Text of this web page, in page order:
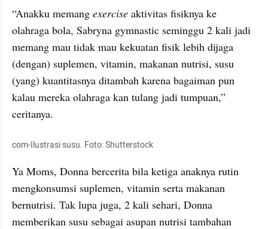
“Anakku memang exercise aktivitas fisiknya ke
olahraga bola, Sabryna gymnastic seminggu 2 kali jadi
memang mau tidak mau kekuatan fisik lebih dijaga
(dengan) suplemen, vitamin, makanan nutrisi, susu
(yang) kuantitasnya ditambah karena bagaiman pun
kalau mereka olahraga kan tulang jadi tumpuan,”
ceritanya.
com-Ilustrasi susu. Foto: Shutterstock
Ya Moms, Donna bercerita bila ketiga anaknya rutin
mengkonsumsi suplemen, vitamin serta makanan
bernutrisi. Tak lupa juga, 2 kali sehari, Donna
memberikan susu sebagai asupan nutrisi tambahan